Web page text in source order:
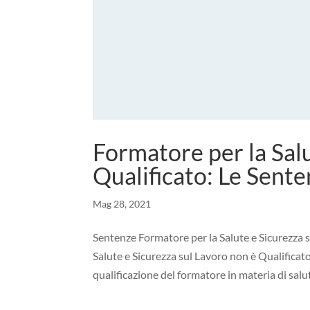
Formatore per la
Qualificato: Le
Mag 28, 2021
Sentenze Formatore per la Salute e
Salute e Sicurezza sul Lavoro non è
qualificazione del formatore in materia di